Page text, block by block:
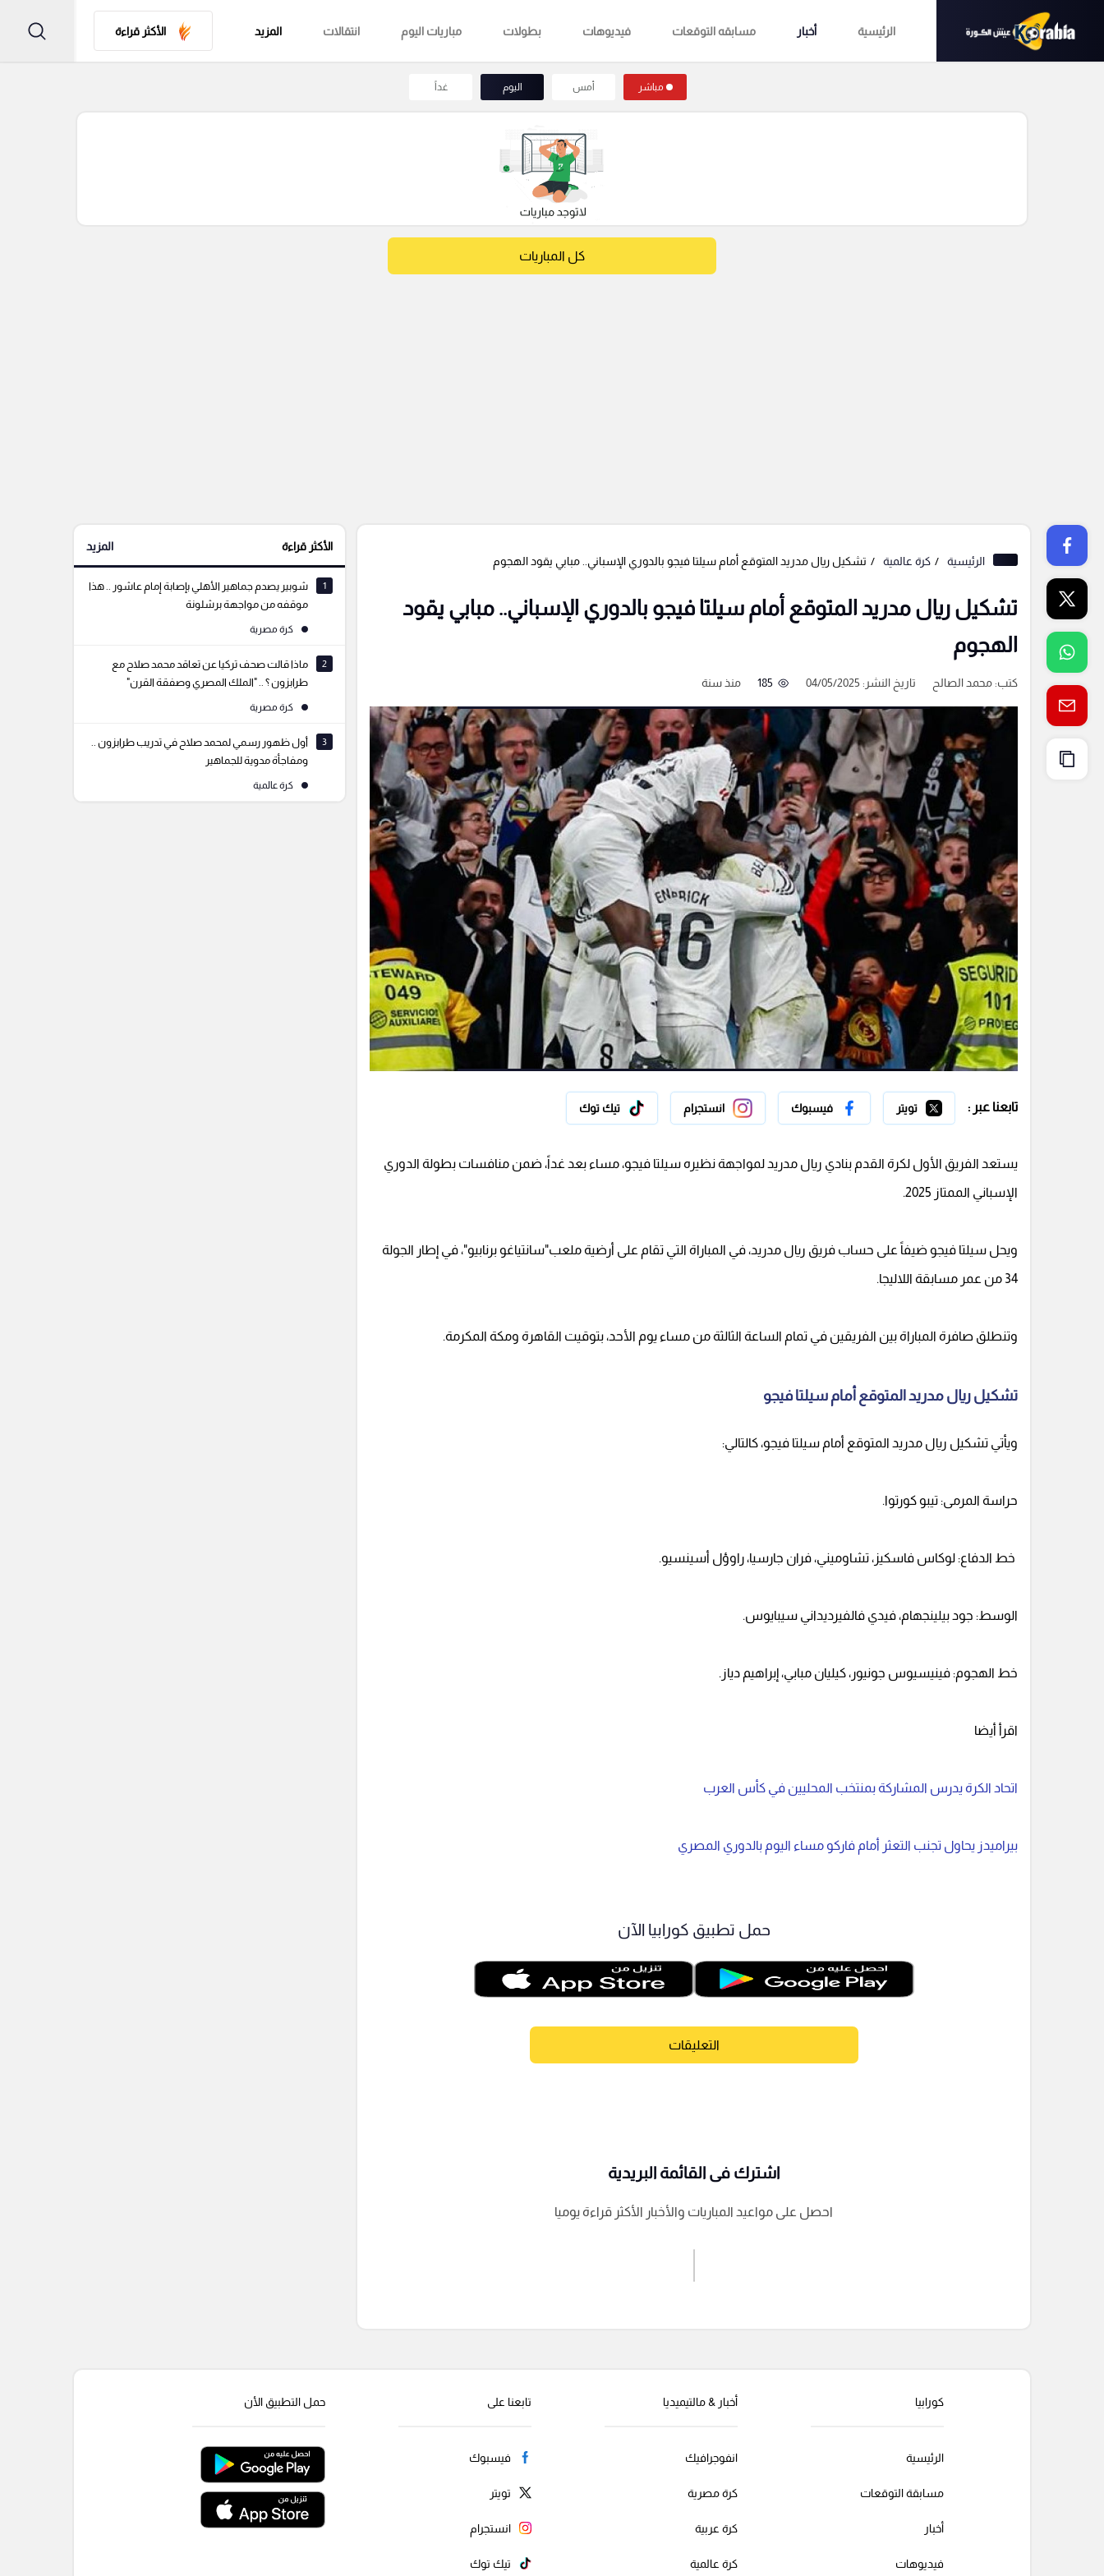
الرئيسية أخبار مسابقه التوقعات فيديوهات بطولات مباريات اليوم انتقالات المزيد الأكثر قراءة
مباشر أمس اليوم غداً
كل المباريات
الرئيسية كرة عالمية تشكيل ريال مدريد المتوقع أمام سيلتا فيجو بالدوري الإسباني.. مبابي يقود الهجوم
تشكيل ريال مدريد المتوقع أمام سيلتا فيجو بالدوري الإسباني.. مبابي يقود
الهجوم
كتب:محمد الصالح تاريخ النشر: 04/05/2025 185 منذ سنة
تابعنا عبر : تويتر فيسبوك انستجرام تيك توك
يستعد الفريق الأول لكرة القدم بنادي ريال مدريد لمواجهة نظيره سيلتا فيجو، مساء بعد غداً، ضمن منافسات بطولة الدوري
الإسباني الممتاز 2025.
ويحل سيلتا فيجو ضيفاً على حساب فريق ريال مدريد، في المباراة التي تقام على أرضية ملعب"سانتياغو برنابيو"، في إطار الجولة
34 من عمر مسابقة اللاليجا.
وتنطلق صافرة المباراة بين الفريقين في تمام الساعة الثالثة من مساء يوم الأحد، بتوقيت القاهرة ومكة المكرمة.
تشكيل ريال مدريد المتوقع أمام سيلتا فيجو
ويأتي تشكيل ريال مدريد المتوقع أمام سيلتا فيجو، كالتالي:
حراسة المرمى: تيبو كورتوا.
خط الدفاع: لوكاس فاسكيز، تشاوميني، فران جارسيا، راوؤل أسينسيو.
الوسط: جود بيلينجهام، فيدي فالفيرديداني سيبايوس.
خط الهجوم: فينيسيوس جونيور، كيليان مبابي، إبراهيم دياز.
اقرأ أيضا
اتحاد الكرة يدرس المشاركة بمنتخب المحليين في كأس العرب
بيراميدز يحاول تجنب التعثر أمام فاركو مساء اليوم بالدوري المصري
حمل تطبيق كورابيا الآن
التعليقات
إرسال تعليق
اشترك فى القائمة البريدية
احصل على مواعيد المباريات والأخبار الأكثر قراءة يوميا
الأكثر قراءة المزيد
1
شوبير يصدم جماهير الأهلي بإصابة إمام عاشور .. هذا
موقفه من مواجهة برشلونة
كرة مصرية
2
ماذا قالت صحف تركيا عن تعاقد محمد صلاح مع
طرابزون ؟ .. "الملك المصري وصفقة القرن"
كرة مصرية
3
أول ظهور رسمي لمحمد صلاح في تدريب طرابزون ..
ومفاجأة مدوية للجماهير
كرة عالمية
كورابيا
الرئيسية
مسابقة التوقعات
أخبار
فيديوهات
أخبار & مالتيميديا
انفوجرافيك
كرة مصرية
كرة عربية
كرة عالمية
تابعنا على
فيسبوك
تويتر
انستجرام
تيك توك
حمل التطبيق الأن